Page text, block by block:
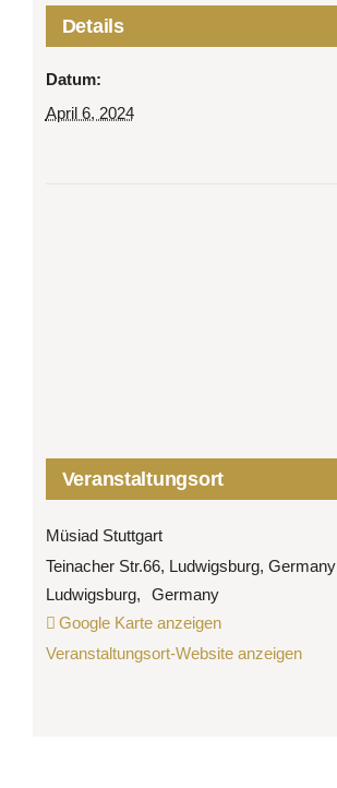
Details
Datum:
April 6, 2024
Veranstaltungsort
Müsiad Stuttgart
Teinacher Str.66, Ludwigsburg, Germany
Ludwigsburg,
Germany
Google Karte anzeigen
Veranstaltungsort-Website anzeigen